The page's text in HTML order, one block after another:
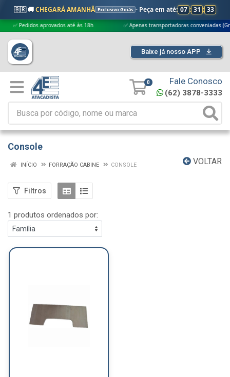
🇧🇷 🚚CHEGARÁ AMANHÃ Exclusivo Goiás - Peça em até: 07 : 31 : 32
Pedidos aprovados até às 18h ✅ Apenas transportadoras conveniadas (Grupo
Baixe já nosso APP
0 Fale Conosco
(62) 3878-3333
Console
VOLTAR
INÍCIO FORRAÇÃO CABINE CONSOLE
Filtros
1 produtos ordenados por: